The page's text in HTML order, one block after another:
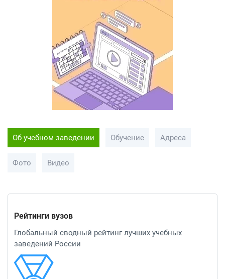
Об учебном заведении Обучение Адреса
Фото Видео
Рейтинги вузов
Глобальный сводный рейтинг лучших учебных
заведений России